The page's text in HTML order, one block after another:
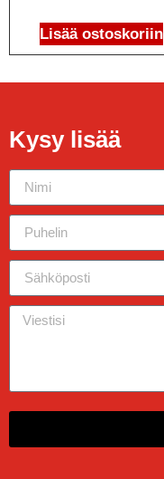
Lisää ostoskoriin
Kysy lisää